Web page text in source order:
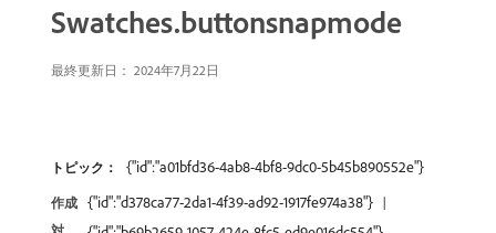
Swatches.buttonsnapmode
最終更新日： 2024年7月22日
トピック： {"id":"a01bfd36-4ab8-4bf8-9dc0-5b45b890552e"}
作成
{"id":"d378ca77-2da1-4f39-ad92-1917fe974a38"}